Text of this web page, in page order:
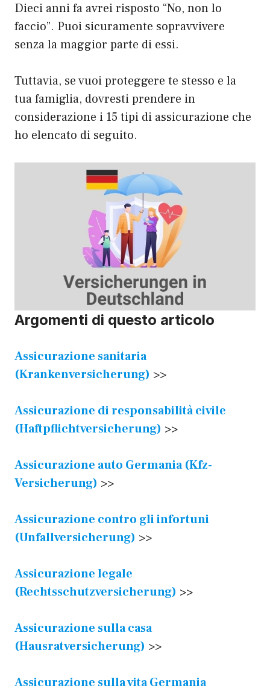
Dieci anni fa avrei risposto “No, non lo
faccio”. Puoi sicuramente sopravvivere
senza la maggior parte di essi.
Tuttavia, se vuoi proteggere te stesso e la
tua famiglia, dovresti prendere in
considerazione i 15 tipi di assicurazione che
ho elencato di seguito.
Argomenti di questo articolo
Assicurazione sanitaria
(Krankenversicherung) >>
Assicurazione di responsabilità civile
(Haftpflichtversicherung) >>
Assicurazione auto Germania (Kfz-
Versicherung) >>
Assicurazione contro gli infortuni
(Unfallversicherung) >>
Assicurazione legale
(Rechtsschutzversicherung) >>
Assicurazione sulla casa
(Hausratversicherung) >>
Assicurazione sulla vita Germania